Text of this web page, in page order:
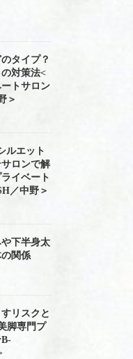
タイプ？
対策法<
トサロン
＞
ルエット
ロンで解
イベート
／中野＞
下半身太
関係
リスクと
脚専門プ